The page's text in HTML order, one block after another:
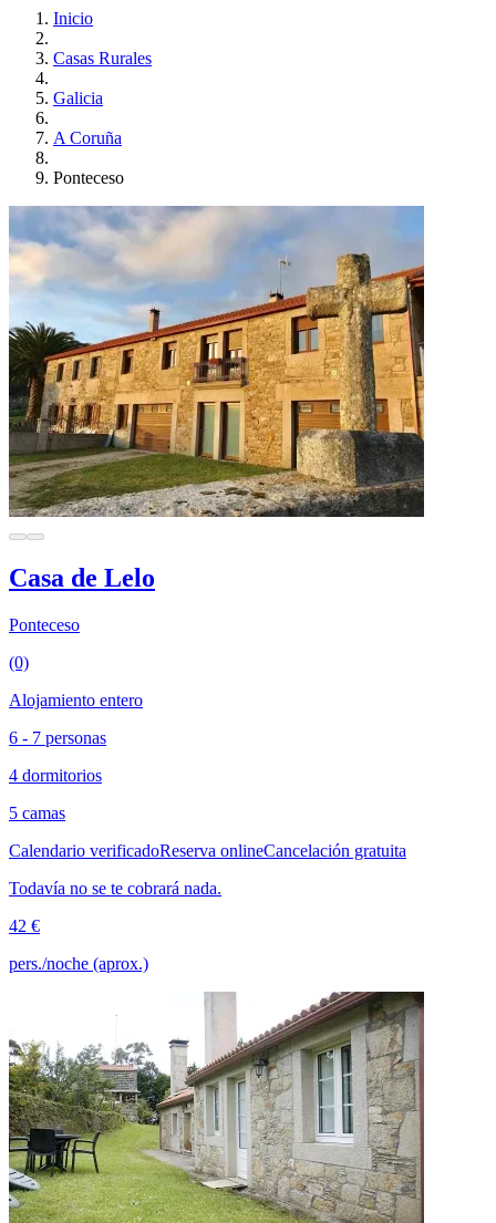
Inicio
Casas Rurales
Galicia
A Coruña
Ponteceso
Casa de Lelo
Ponteceso
(0)
Alojamiento entero
6 - 7 personas
4 dormitorios
5 camas
Calendario verificadoReserva onlineCancelación gratuita
Todavía no se te cobrará nada.
42 €
pers./noche (aprox.)